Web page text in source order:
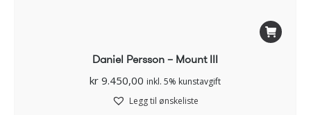
Daniel Persson – Mount III
kr 9.450,00 inkl. 5% kunstavgift
Legg til ønskeliste